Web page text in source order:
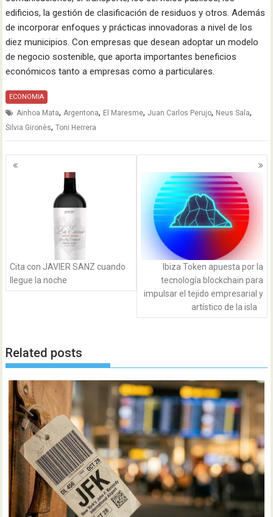
edificios, la gestión de clasificación de residuos y otros. Además
de incorporar enfoques y prácticas innovadoras a nivel de los
diez municipios. Con empresas que desean adoptar un modelo
de negocio sostenible, que aporta importantes beneficios
económicos tanto a empresas como a particulares.
ECONOMIA
Ainhoa Mata,Argentona, El Maresme,Juan Carlos Perujo, Neus Sala,
Silvia Gironès,Toni Herrera
Navegación
entradas
Cita con JAVIER SANZ cuando
llegue la noche
Ibiza Token apuesta por la
tecnología blockchain para
impulsar el tejido empresarial y
artístico de la isla
Related posts